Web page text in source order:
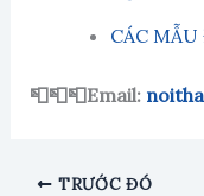
CÁC MẪU
📮📮📮Email:
TRƯỚC ĐÓ